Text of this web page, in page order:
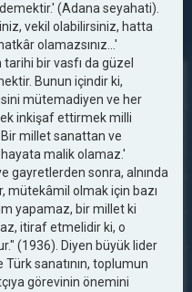
(Adana seyahati).
vekil olabilirsiniz, hatta
olamazsınız...'
bir vasfı da güzel
Bunun içindir ki,
mütemadiyen ve her
inkişaf ettirmek milli
millet sanattan ve
malik olamaz.'
gayretlerden sonra, alnında
mütekâmil olmak için bazı
yapamaz, bir millet ki
itiraf etmelidir ki, o
(1936). Diyen büyük lider
sanatının, toplumun
görevinin önemini